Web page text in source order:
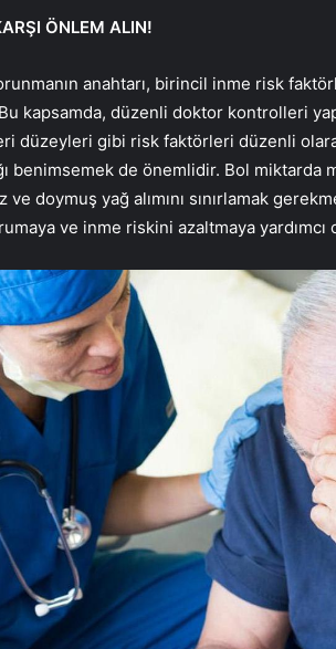
ÖNLEM ALIN!
anahtarı, birincil inme risk
kapsamda, düzenli doktor kontrolleri
düzeyleri gibi risk faktörleri düzenli
benimsemek de önemlidir. Bol miktarda
doymuş yağ alımını sınırlamak
ve inme riskini azaltmaya yardımcı